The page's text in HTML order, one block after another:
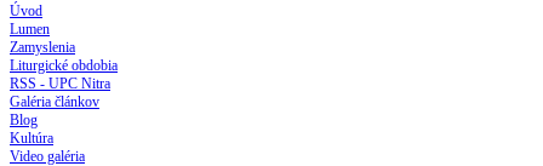
Úvod
Lumen
Zamyslenia
Liturgické obdobia
RSS - UPC Nitra
Galéria článkov
Blog
Kultúra
Video galéria